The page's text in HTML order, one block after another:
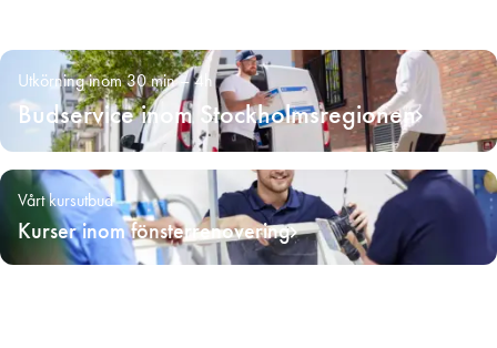
Utkörning inom 30 min – 4h
Budservice inom Stockholmsregionen
Vårt kursutbud
Kurser inom fönsterrenovering